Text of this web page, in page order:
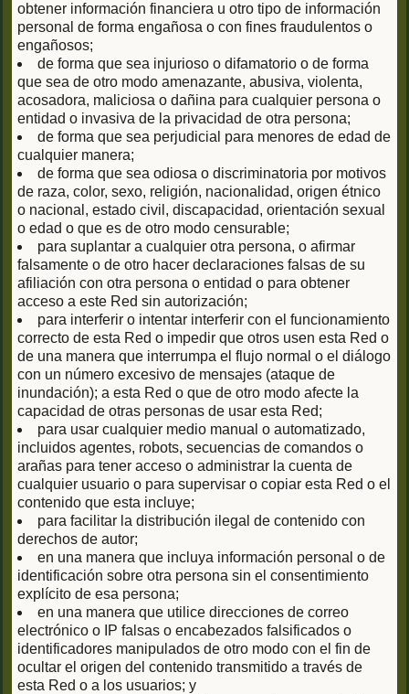
obtener información financiera u otro tipo de información
personal de forma engañosa o con fines fraudulentos o
engañosos;
de forma que sea injurioso o difamatorio o de forma
que sea de otro modo amenazante, abusiva, violenta,
acosadora, maliciosa o dañina para cualquier persona o
entidad o invasiva de la privacidad de otra persona;
de forma que sea perjudicial para menores de edad de
cualquier manera;
de forma que sea odiosa o discriminatoria por motivos
de raza, color, sexo, religión, nacionalidad, origen étnico
o nacional, estado civil, discapacidad, orientación sexual
o edad o que es de otro modo censurable;
para suplantar a cualquier otra persona, o afirmar
falsamente o de otro hacer declaraciones falsas de su
afiliación con otra persona o entidad o para obtener
acceso a este Red sin autorización;
para interferir o intentar interferir con el funcionamiento
correcto de esta Red o impedir que otros usen esta Red o
de una manera que interrumpa el flujo normal o el diálogo
con un número excesivo de mensajes (ataque de
inundación); a esta Red o que de otro modo afecte la
capacidad de otras personas de usar esta Red;
para usar cualquier medio manual o automatizado,
incluidos agentes, robots, secuencias de comandos o
arañas para tener acceso o administrar la cuenta de
cualquier usuario o para supervisar o copiar esta Red o el
contenido que esta incluye;
para facilitar la distribución ilegal de contenido con
derechos de autor;
en una manera que incluya información personal o de
identificación sobre otra persona sin el consentimiento
explícito de esa persona;
en una manera que utilice direcciones de correo
electrónico o IP falsas o encabezados falsificados o
identificadores manipulados de otro modo con el fin de
ocultar el origen del contenido transmitido a través de
esta Red o a los usuarios; y